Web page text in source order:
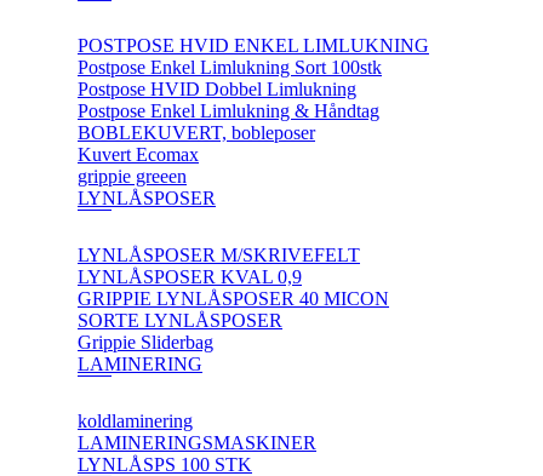
POSTPOSE HVID ENKEL LIMLUKNING
Postpose Enkel Limlukning Sort 100stk
Postpose HVID Dobbel Limlukning
Postpose Enkel Limlukning & Håndtag
BOBLEKUVERT, bobleposer
Kuvert Ecomax
grippie greeen
LYNLÅSPOSER
LYNLÅSPOSER M/SKRIVEFELT
LYNLÅSPOSER KVAL 0,9
GRIPPIE LYNLÅSPOSER 40 MICON
SORTE LYNLÅSPOSER
Grippie Sliderbag
LAMINERING
koldlaminering
LAMINERINGSMASKINER
LYNLÅSPS 100 STK